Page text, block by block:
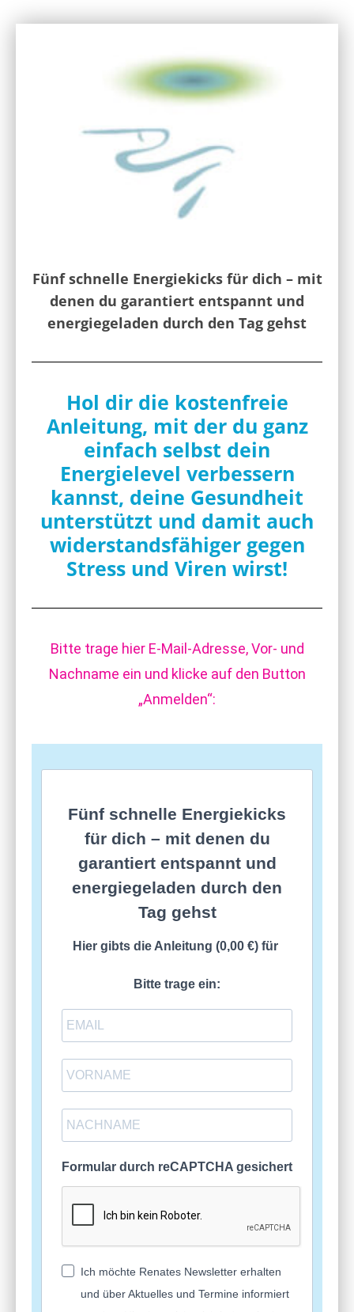
Fünf schnelle Energiekicks für dich – mit
denen du garantiert entspannt und
energiegeladen durch den Tag gehst
Hol dir die kostenfreie
Anleitung, mit der du ganz
einfach selbst dein
Energielevel verbessern
kannst, deine Gesundheit
unterstützt und damit auch
widerstandsfähiger gegen
Stress und Viren wirst!
Bitte trage hier E-Mail-Adresse, Vor- und
Nachname ein und klicke auf den Button
„Anmelden“:
Fünf schnelle Energiekicks
für dich – mit denen du
garantiert entspannt und
energiegeladen durch den
Tag gehst
Hier gibts die Anleitung (0,00 €) für
Bitte trage ein:
Formular durch reCAPTCHA gesichert
Ich möchte Renates Newsletter erhalten
und über Aktuelles und Termine informiert